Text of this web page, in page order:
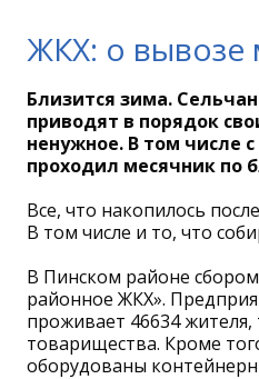
ЖКХ: о вывозе
Близится зима.
приводят в порядок
ненужное. В том числе
проходил месячник по
Все, что накопилось
В том числе и то, что
В Пинском районе
районное ЖКХ».
проживает 46634
товарищества. Кроме
оборудованы